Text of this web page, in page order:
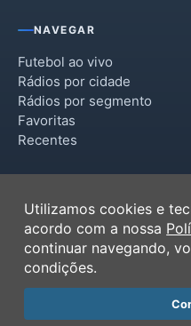
NAVEGAR
Futebol ao vivo
Rádios por cidade
Rádios por segmento
Favoritas
Recentes
Termos de Uso
Política de Privacidade
Ferramentas
Contato
Utilizamos cookies e
acordo com a nossa
continuar navegando,
condições.